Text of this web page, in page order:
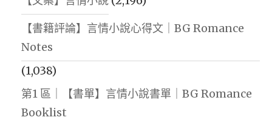
【書籍評論】言情小說心得文｜BG Romance
Notes
(1,038)
第1 區｜【書單】言情小說書單｜BG Romance
Booklist